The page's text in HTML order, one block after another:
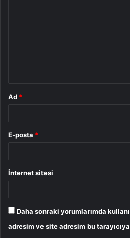
Ad *
E-posta *
İnternet sitesi
Daha sonraki yorumlarımda
adresim ve site adresim bu